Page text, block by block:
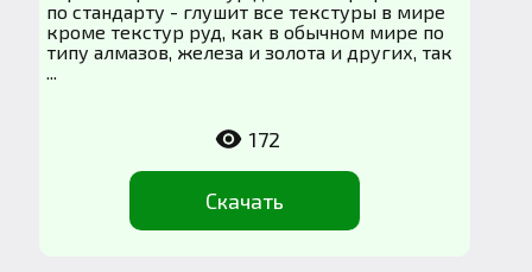
по стандарту - глушит все текстуры в мире
кроме текстур руд, как в обычном мире по
типу алмазов, железа и золота и других, так
...
Скачать
172